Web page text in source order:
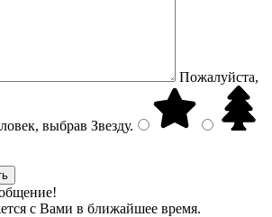
Пожалуйста,
выбрав Звезду.
с Вами в ближайшее время.